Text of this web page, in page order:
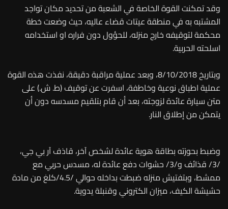
وقد تمكنت القوة الخاصة في الشعبة من تحديد مكان تواجد
المشتبه به في منطقة عيتات قضاء عاليه، حيث وضعت خطة
محكمة لتوقيفه خارج منزله، للحؤول دون فراره او استخدامه
اسلحته الحربية.
وبتاريخ 8/10/2018، وبعد عملية مراقبة دقيقة، نفذت هذه القوة
عملية اطباق نوعية وخاطفة، اسفرت عن توقيف (ط. ش.) على
متن سيارة عائدة لزوجته، بعد أن قام بتلقيم مسدسه دون أن
يتمكن من إطلاق النار.
وضبط بحوزته بطاقة هوية عائدة لشخص آخر، قاذف آر بي جي،
/3/ قذائف و/3/ حشوات دفع عائدة له، مسدس حربي مع
ممشط، وبتفتيش منزله ضبطت بداخله حوالي /4.5/كلغ من مادة
حشيشة الكيف، ميزان الكتروني وقنبلة يدوية.